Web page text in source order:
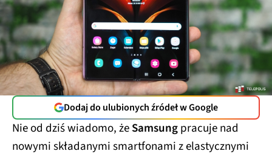
Dodaj do ulubionych źródeł w Google
Nie od dziś wiadomo, żeSamsungpracuje nad
nowymi składanymi smartfonami z elastycznymi